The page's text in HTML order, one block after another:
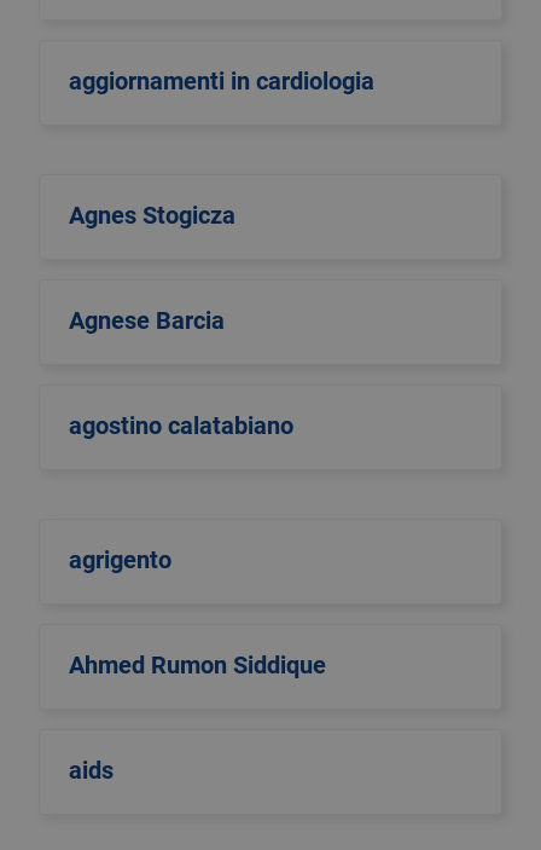
aggiornamenti in cardiologia
Agnes Stogicza
Agnese Barcia
agostino calatabiano
agrigento
Ahmed Rumon Siddique
aids